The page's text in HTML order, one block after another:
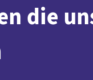
die